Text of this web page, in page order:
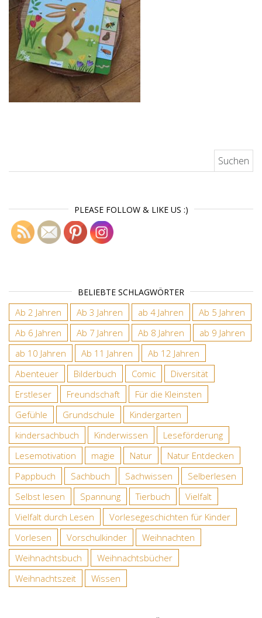
PLEASE FOLLOW & LIKE US :)
BELIEBTE SCHLAGWÖRTER
Ab 2 Jahren Ab 3 Jahren ab 4 Jahren
Ab 5 Jahren
Ab 6 Jahren
Ab 7 Jahren Ab 8 Jahren
ab 9 Jahren
ab 10 Jahren
Ab 11 Jahren
Ab 12 Jahren
Abenteuer
Bilderbuch Comic
Diversität
Erstleser
Freundschaft
Für die Kleinsten
Gefühle
Grundschule
Kindergarten
kindersachbuch
Kinderwissen
Leseförderung
Lesemotivation
magie Natur
Natur Entdecken
Pappbuch
Sachbuch Sachwissen
Selberlesen
Selbst lesen
Spannung Tierbuch
Vielfalt
Vielfalt durch Lesen
Vorlesegeschichten für Kinder
Vorlesen
Vorschulkinder
Weihnachten
Weihnachtsbuch
Weihnachtsbücher
Weihnachtszeit
Wissen